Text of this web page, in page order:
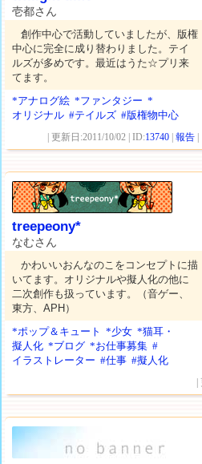
壱都さん
創作中心で活動していましたが、版権
中心に完全に成り替わりました。テイ
ルズが多めです。最近はうた☆プリ来
てます。
*アナログ絵 *ファンタジー *
オリジナル #テイルズ #版権物中心
| 更新日:2011/10/02 | ID:13740 |報告
treepeony*
なむさん
かわいいおんなのこをコンセプトに描
いてます。オリジナルや擬人化の他に
二次創作も扱っています。（音ゲー、
東方、APH）
*ポップ＆キュート
*少女 *猫耳・
擬人化 *ブログ *お仕事募集 #
イラストレーター #仕事 #擬人化